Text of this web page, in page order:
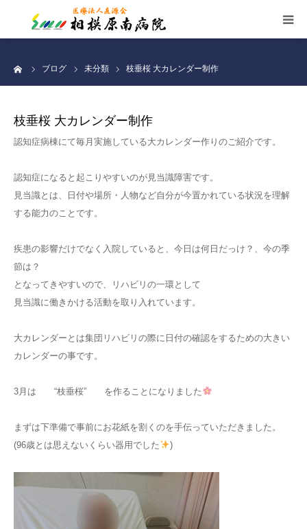
ブログ 未分類 枝垂桜 大カレンダー制作
枝垂桜 大カレンダー制作
認知症病棟にて毎月実施している大カレンダー作りのご紹介です。
認知症になると起こりやすいのが見当識障害です。
見当識とは、日付や場所・人物など自分が今置かれている状況を理解
する能力のことです。
疾患の影響だけでなく入院していると、今日は何日だっけ？、今の季
節は？
となってきやすいので、リハビリの一環として
見当識に働きかける活動を取り入れています。
大カレンダーとは集団リハビリの際に日付の確認をするための大きい
カレンダーの事です。
3月は “枝垂桜” を作ることになりました
まずは下準備で事前にお花紙を割くのを手伝っていただきました。
(96歳とは思えないくらい器用でした
)
お知らせ
交通案内
職員募集
個人情報保護
サイトマップ